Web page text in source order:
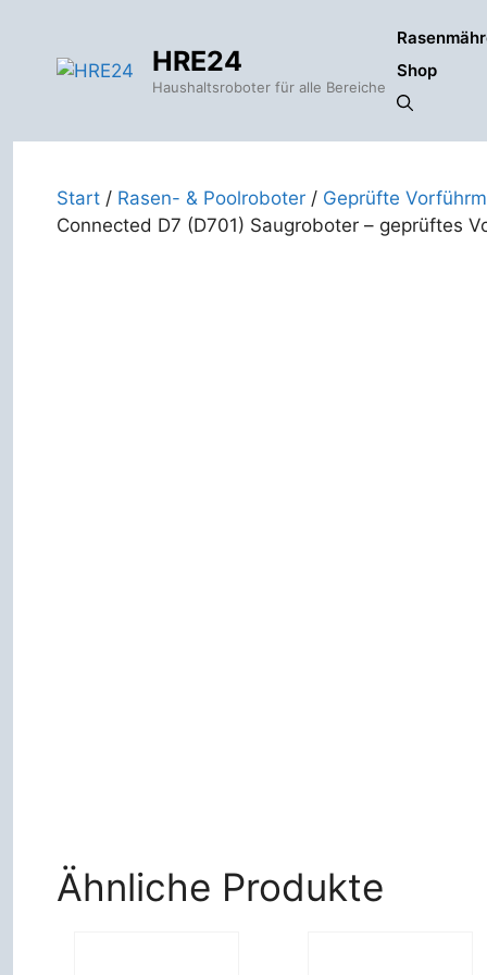
springen
HRE24
Haushaltsroboter für alle Bereiche
Shop
Start / Rasen- & Poolroboter / Geprüfte
Connected D7 (D701) Saugroboter – geprüftes
Ähnliche Produkte